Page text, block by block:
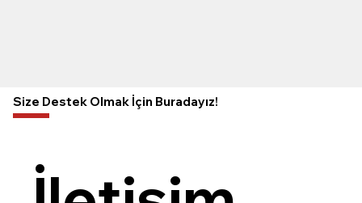
Size Destek Olmak İçin Buradayız!